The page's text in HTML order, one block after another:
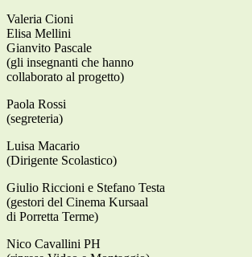
Valeria Cioni
Elisa Mellini
Gianvito Pascale
(gli insegnanti che hanno
collaborato al progetto)
Paola Rossi
(segreteria)
Luisa Macario
(Dirigente Scolastico)
Giulio Riccioni e Stefano Testa
(gestori del Cinema Kursaal
di Porretta Terme)
Nico Cavallini PH